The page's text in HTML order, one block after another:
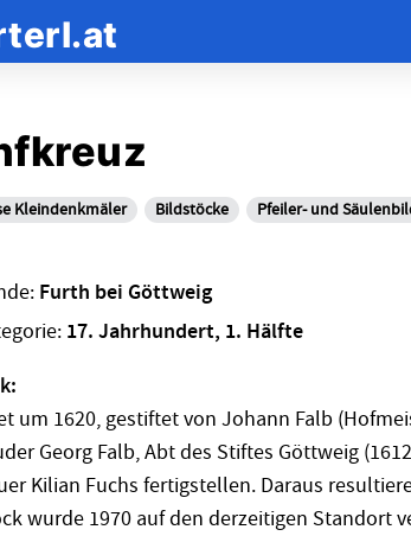
Kleindenkmäler Bildstöcke Pfeiler- und
Furth bei Göttweig
17. Jahrhundert, 1. Hälfte
um 1620, gestiftet von Johann Falb
Georg Falb, Abt des Stiftes Göttweig
Kilian Fuchs fertigstellen. Daraus
wurde 1970 auf den derzeitigen Standort